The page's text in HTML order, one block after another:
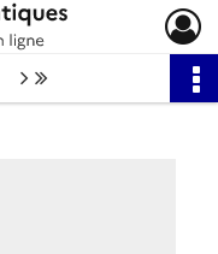
Page suivante : 1/3